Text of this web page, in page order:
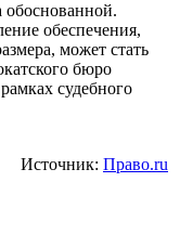
обеспечения,
может стать
бюро
судебного
Источник: Право.ru